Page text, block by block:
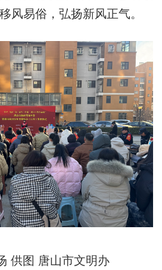
风易俗，弘扬新风正气。
供图 唐山市文明办